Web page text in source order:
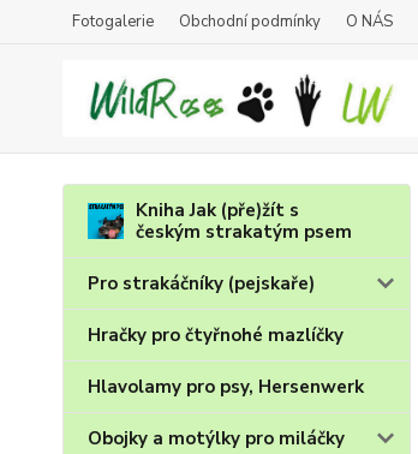
Fotogalerie Obchodní podmínky O NÁS
Kniha Jak (pře)žít s
českým strakatým psem
Pro strakáčníky (pejskaře)
Hračky pro čtyřnohé mazlíčky
Hlavolamy pro psy, Hersenwerk
Obojky a motýlky pro miláčky